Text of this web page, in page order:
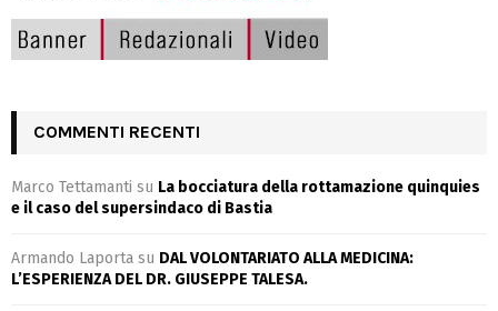
COMMENTI RECENTI
Marco Tettamanti su La bocciatura della rottamazione quinquies
e il caso del supersindaco di Bastia
Armando Laporta su DAL VOLONTARIATO ALLA MEDICINA:
L’ESPERIENZA DEL DR. GIUSEPPE TALESA.